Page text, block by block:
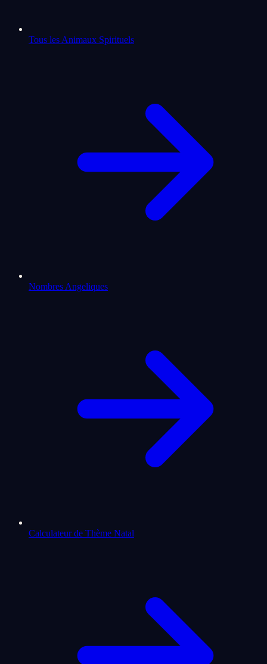
Tous les Animaux Spirituels
Nombres Angeliques
Calculateur de Thème Natal